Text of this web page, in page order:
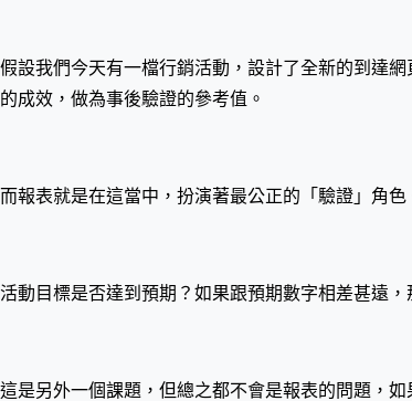
假設我們今天有一檔行銷活動，設計了全新的到達
的成效，做為事後驗證的參考值。
而報表就是在這當中，扮演著最公正的「驗證」角色
活動目標是否達到預期？如果跟預期數字相差甚遠
這是另外一個課題，但總之都不會是報表的問題，